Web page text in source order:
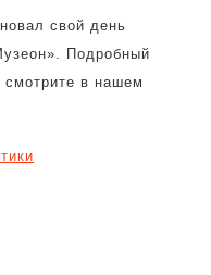
свой день
Подробный
смотрите в нашем